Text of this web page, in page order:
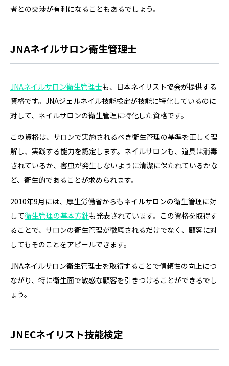
者との交渉が有利になることもあるでしょう。
JNAネイルサロン衛生管理士
JNAネイルサロン衛生管理士も、日本ネイリスト協会が提供する
資格です。JNAジェルネイル技能検定が技能に特化しているのに
対して、ネイルサロンの衛生管理に特化した資格です。
この資格は、サロンで実施されるべき衛生管理の基準を正しく理
解し、実践する能力を認定します。ネイルサロンも、道具は消毒
されているか、害虫が発生しないように清潔に保たれているかな
ど、衛生的であることが求められます。
2010年9月には、厚生労働省からもネイルサロンの衛生管理に対
して衛生管理の基本方針も発表されています。この資格を取得す
ることで、サロンの衛生管理が徹底されるだけでなく、顧客に対
してもそのことをアピールできます。
JNAネイルサロン衛生管理士を取得することで信頼性の向上につ
ながり、特に衛生面で敏感な顧客を引きつけることができるでし
ょう。
JNECネイリスト技能検定